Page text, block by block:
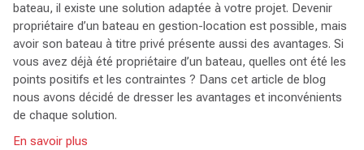
bateau, il existe une solution adaptée à votre projet. Devenir
propriétaire d’un bateau en gestion-location est possible, mais
avoir son bateau à titre privé présente aussi des avantages. Si
vous avez déjà été propriétaire d’un bateau, quelles ont été les
points positifs et les contraintes ? Dans cet article de blog
nous avons décidé de dresser les avantages et inconvénients
de chaque solution.
En savoir plus